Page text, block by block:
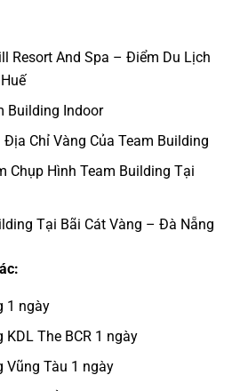
Resort And Spa – Điểm Du Lịch
Building Indoor
Chỉ Vàng Của Team Building
Chụp Hình Team Building Tại
Tại Bãi Cát Vàng – Đà Nẵng
1 ngày
The BCR 1 ngày
Vũng Tàu 1 ngày